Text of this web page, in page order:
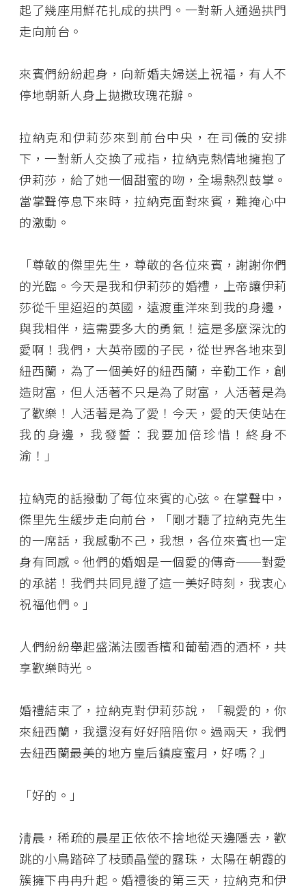
起了幾座用鮮花扎成的拱門。一對新人通過拱門
走向前台。
來賓們紛紛起身，向新婚夫婦送上祝福，有人不
停地朝新人身上拋撒玫瑰花瓣。
拉納克和伊莉莎來到前台中央，在司儀的安排
下，一對新人交換了戒指，拉納克熱情地擁抱了
伊莉莎，給了她一個甜蜜的吻，全場熱烈鼓掌。
當掌聲停息下來時，拉納克面對來賓，難掩心中
的激動。
「尊敬的傑里先生，尊敬的各位來賓，謝謝你們
的光臨。今天是我和伊莉莎的婚禮，上帝讓伊莉
莎從千里迢迢的英國，遠渡重洋來到我的身邊，
與我相伴，這需要多大的勇氣！這是多麼深沈的
愛啊！我們，大英帝國的子民，從世界各地來到
紐西蘭，為了一個美好的紐西蘭，辛勤工作，創
造財富，但人活著不只是為了財富，人活著是為
了歡樂！人活著是為了愛！今天，愛的天使站在
我的身邊，我發誓：我要加倍珍惜！終身不
渝！」
拉納克的話撥動了每位來賓的心弦。在掌聲中，
傑里先生緩步走向前台，「剛才聽了拉納克先生
的一席話，我感動不己，我想，各位來賓也一定
身有同感。他們的婚姻是一個愛的傳奇──對愛
的承諾！我們共同見證了這一美好時刻，我衷心
祝福他們。」
人們紛紛舉起盛滿法國香檳和葡萄酒的酒杯，共
享歡樂時光。
婚禮結束了，拉納克對伊莉莎說，「親愛的，你
來紐西蘭，我還沒有好好陪陪你。過兩天，我們
去紐西蘭最美的地方皇后鎮度蜜月，好嗎？」
「好的。」
淸晨，稀疏的晨星正依依不捨地從天邊隱去，歡
跳的小鳥踏碎了枝頭晶瑩的露珠，太陽在朝霞的
簇擁下冉冉升起。婚禮後的第三天，拉納克和伊